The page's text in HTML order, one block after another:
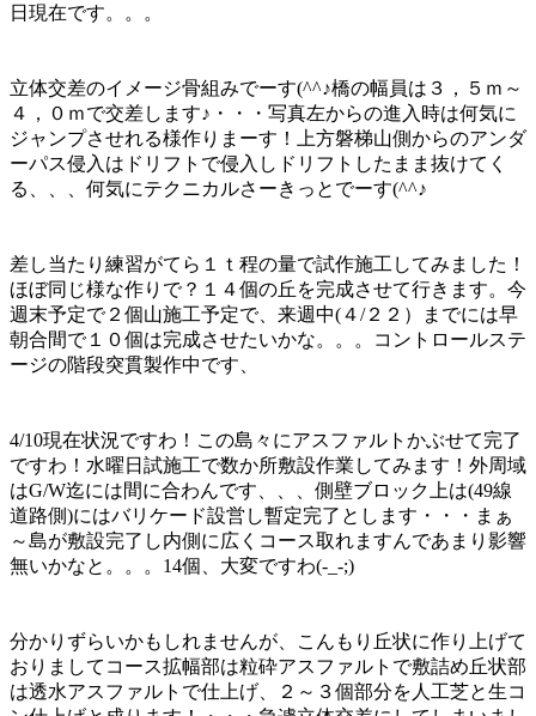
日現在です。。。
立体交差のイメージ骨組みでーす(^^♪橋の幅員は３，５ｍ～
４，０ｍで交差します♪・・・写真左からの進入時は何気に
ジャンプさせれる様作りまーす！上方磐梯山側からのアンダ
ーパス侵入はドリフトで侵入しドリフトしたまま抜けてく
る、、、何気にテクニカルさーきっとでーす(^^♪
差し当たり練習がてら１ｔ程の量で試作施工してみました！
ほぼ同じ様な作りで？１４個の丘を完成させて行きます。今
週末予定で２個山施工予定で、来週中(４/２２）までには早
朝合間で１０個は完成させたいかな。。。コントロールステ
ージの階段突貫製作中です、
4/10現在状況ですわ！この島々にアスファルトかぶせて完了
ですわ！水曜日試施工で数か所敷設作業してみます！外周域
はG/W迄には間に合わんです、、、側壁ブロック上は(49線
道路側)にはバリケード設営し暫定完了とします・・・まぁ
～島が敷設完了し内側に広くコース取れますんであまり影響
無いかなと。。。14個、大変ですわ(-_-;)
分かりずらいかもしれませんが、こんもり丘状に作り上げて
おりましてコース拡幅部は粒砕アスファルトで敷詰め丘状部
は透水アスファルトで仕上げ、２～３個部分を人工芝と生コ